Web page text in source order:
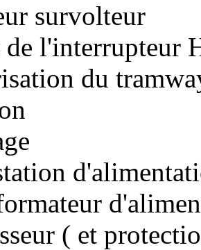
survolteur
de l'interrupteur
du
( et